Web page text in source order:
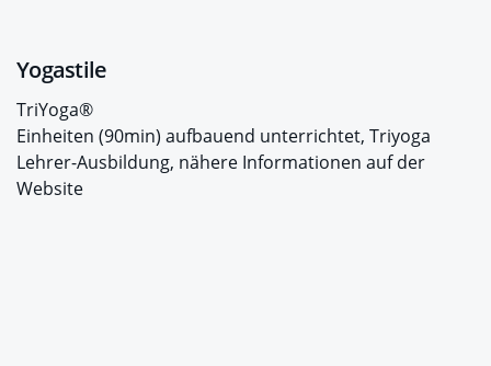
Yogastile
TriYoga®
Einheiten (90min) aufbauend unterrichtet, Triyoga
Lehrer-Ausbildung, nähere Informationen auf der
Website